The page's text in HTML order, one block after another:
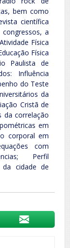
bem como
científica
a
Física
Física
Paulista de
Influência
do Teste
da
Cristã de
da correlação
em
corporal em
com
Perfil
cidade de